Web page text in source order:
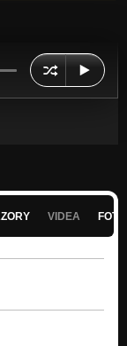
VIDEA